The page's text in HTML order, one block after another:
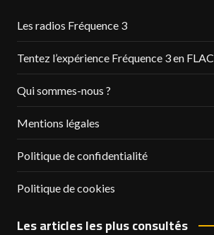
Les radios Fréquence 3
Tentez l’expérience Fréquence 3 en FLAC
Qui sommes-nous ?
Mentions légales
Politique de confidentialité
Politique de cookies
Les articles les plus consultés